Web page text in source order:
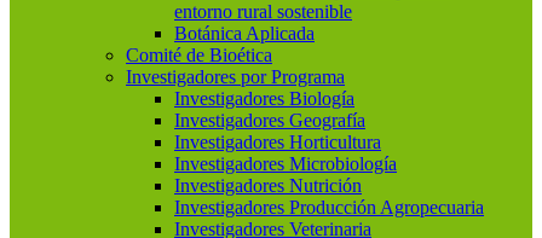
entorno rural sostenible
Botánica Aplicada
Comité de Bioética
Investigadores por Programa
Investigadores Biología
Investigadores Geografía
Investigadores Horticultura
Investigadores Microbiología
Investigadores Nutrición
Investigadores Producción Agropecuaria
Investigadores Veterinaria